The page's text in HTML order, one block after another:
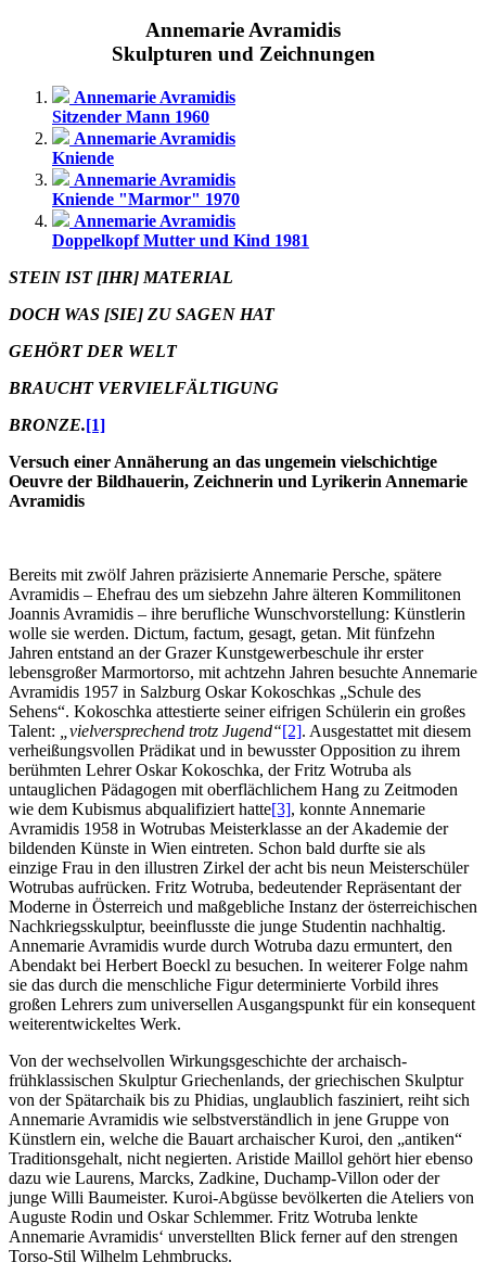
Annemarie Avramidis
Skulpturen und Zeichnungen
Annemarie Avramidis
Sitzender Mann 1960
Annemarie Avramidis
Kniende
Annemarie Avramidis
Kniende "Marmor" 1970
Annemarie Avramidis
Doppelkopf Mutter und Kind 1981
STEIN IST [IHR] MATERIAL
DOCH WAS [SIE] ZU SAGEN HAT
GEHÖRT DER WELT
BRAUCHT VERVIELFÄLTIGUNG
BRONZE.[1]
Versuch einer Annäherung an das ungemein vielschichtige
Oeuvre der Bildhauerin, Zeichnerin und Lyrikerin Annemarie
Avramidis
Bereits mit zwölf Jahren präzisierte Annemarie Persche, spätere
Avramidis – Ehefrau des um siebzehn Jahre älteren Kommilitonen
Joannis Avramidis – ihre berufliche Wunschvorstellung: Künstlerin
wolle sie werden. Dictum, factum, gesagt, getan. Mit fünfzehn
Jahren entstand an der Grazer Kunstgewerbeschule ihr erster
lebensgroßer Marmortorso, mit achtzehn Jahren besuchte Annemarie
Avramidis 1957 in Salzburg Oskar Kokoschkas „Schule des
Sehens“. Kokoschka attestierte seiner eifrigen Schülerin ein großes
Talent: „vielversprechend trotz Jugend“[2]. Ausgestattet mit diesem
verheißungsvollen Prädikat und in bewusster Opposition zu ihrem
berühmten Lehrer Oskar Kokoschka, der Fritz Wotruba als
untauglichen Pädagogen mit oberflächlichem Hang zu Zeitmoden
wie dem Kubismus abqualifiziert hatte[3], konnte Annemarie
Avramidis 1958 in Wotrubas Meisterklasse an der Akademie der
bildenden Künste in Wien eintreten. Schon bald durfte sie als
einzige Frau in den illustren Zirkel der acht bis neun Meisterschüler
Wotrubas aufrücken. Fritz Wotruba, bedeutender Repräsentant der
Moderne in Österreich und maßgebliche Instanz der österreichischen
Nachkriegsskulptur, beeinflusste die junge Studentin nachhaltig.
Annemarie Avramidis wurde durch Wotruba dazu ermuntert, den
Abendakt bei Herbert Boeckl zu besuchen. In weiterer Folge nahm
sie das durch die menschliche Figur determinierte Vorbild ihres
großen Lehrers zum universellen Ausgangspunkt für ein konsequent
weiterentwickeltes Werk.
Von der wechselvollen Wirkungsgeschichte der archaisch-
frühklassischen Skulptur Griechenlands, der griechischen Skulptur
von der Spätarchaik bis zu Phidias, unglaublich fasziniert, reiht sich
Annemarie Avramidis wie selbstverständlich in jene Gruppe von
Künstlern ein, welche die Bauart archaischer Kuroi, den „antiken“
Traditionsgehalt, nicht negierten. Aristide Maillol gehört hier ebenso
dazu wie Laurens, Marcks, Zadkine, Duchamp-Villon oder der
junge Willi Baumeister. Kuroi-Abgüsse bevölkerten die Ateliers von
Auguste Rodin und Oskar Schlemmer. Fritz Wotruba lenkte
Annemarie Avramidis‘ unverstellten Blick ferner auf den strengen
Torso-Stil Wilhelm Lehmbrucks.